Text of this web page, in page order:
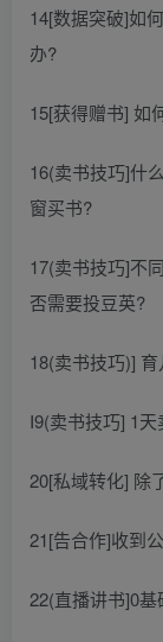
14[数据突破]如
办?
15[获得赠书] 如
16(卖书技巧]什
窗买书?
17(卖书技巧]不
否需要投豆英?
18(卖书技巧)]
I9(卖书技巧] 1
20[私域转化] 除
21[告合作]收到
22(直播讲书]0